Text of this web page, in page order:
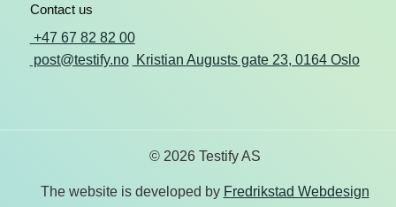
Contact us
+47 67 82 82 00
post@testify.no
Kristian Augusts gate 23, 0164 Oslo
© 2026 Testify AS
The website is developed by Fredrikstad Webdesign